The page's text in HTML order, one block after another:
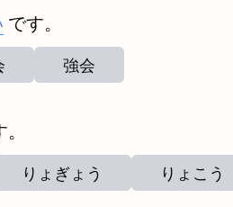
です。
強会
りょぎょう りょこう